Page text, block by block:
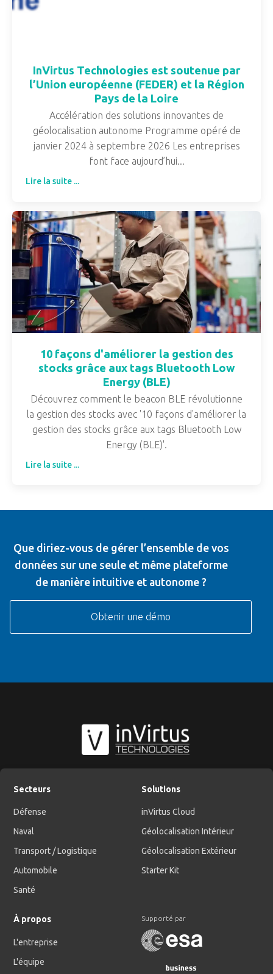
InVirtus Technologies est soutenue par
l’Union européenne (FEDER) et la Région
Pays de la Loire
Accélération des solutions innovantes de
géolocalisation autonome Programme opéré de
janvier 2024 à septembre 2026 Les entreprises
font face aujourd’hui...
Lire la suite ...
10 façons d'améliorer la gestion des
stocks grâce aux tags Bluetooth Low
Energy (BLE)
Découvrez comment le beacon BLE révolutionne
la gestion des stocks avec '10 façons d'améliorer la
gestion des stocks grâce aux tags Bluetooth Low
Energy (BLE)'.
Lire la suite ...
Que diriez-vous de gérer l’ensemble de vos
données sur une seule et même plateforme
de manière intuitive et autonome ?
Obtenir une démo
Secteurs
Défense
Naval
Transport / Logistique
Automobile
Santé
Solutions
inVirtus Cloud
Géolocalisation Intérieur
Géolocalisation Extérieur
Starter Kit
À propos
L'entreprise
L'équipe
Supporté par